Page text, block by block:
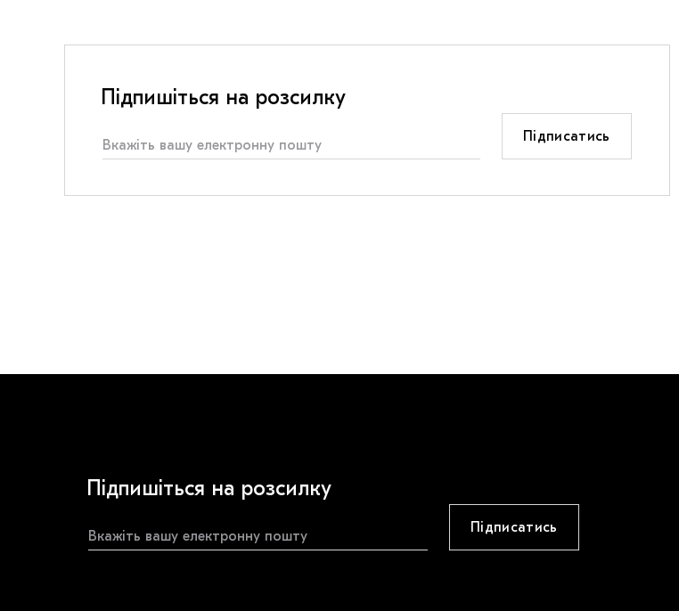
Підпишіться на розсилку
Підписатись
Підпишіться на розсилку
Підписатись